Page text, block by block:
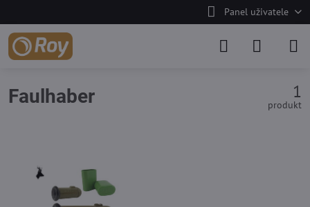
Panel uživatele
Faulhaber 1
produkt